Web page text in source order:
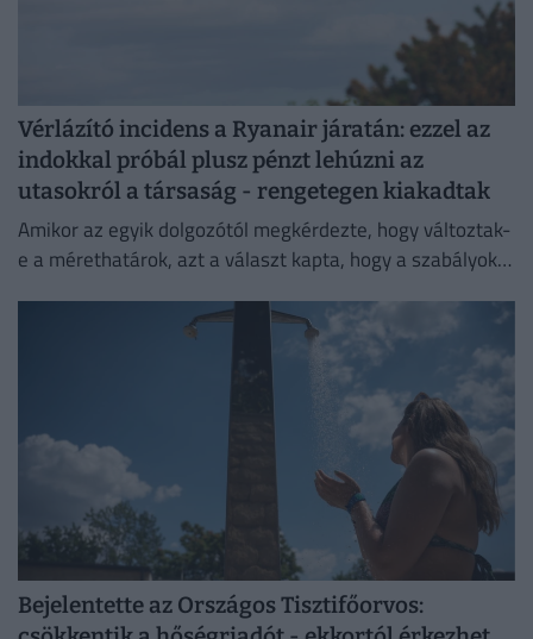
Vérlázító incidens a Ryanair járatán: ezzel az
indokkal próbál plusz pénzt lehúzni az
utasokról a társaság - rengetegen kiakadtak
Amikor az egyik dolgozótól megkérdezte, hogy változtak-
e a mérethatárok, azt a választ kapta, hogy a szabályok
Bejelentette az Országos Tisztifőorvos: